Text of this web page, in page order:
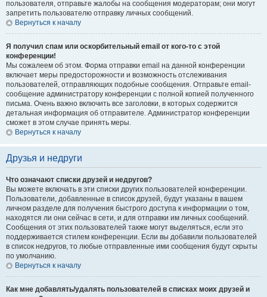
пользователя, отправьте жалобы на сообщения модераторам; они могут
запретить пользователю отправку личных сообщений.
Вернуться к началу
Я получил спам или оскорбительный email от кого-то с этой
конференции!
Мы сожалеем об этом. Форма отправки email на данной конференции
включает меры предосторожности и возможность отслеживания
пользователей, отправляющих подобные сообщения. Отправьте email-
сообщение администратору конференции с полной копией полученного
письма. Очень важно включить все заголовки, в которых содержится
детальная информация об отправителе. Администратор конференции
сможет в этом случае принять меры.
Вернуться к началу
Друзья и недруги
Что означают списки друзей и недругов?
Вы можете включать в эти списки других пользователей конференции.
Пользователи, добавленные в список друзей, будут указаны в вашем
личном разделе для получения быстрого доступа к информации о том,
находятся ли они сейчас в сети, и для отправки им личных сообщений.
Сообщения от этих пользователей также могут выделяться, если это
поддерживается стилем конференции. Если вы добавили пользователей
в список недругов, то любые отправленные ими сообщения будут скрыты
по умолчанию.
Вернуться к началу
Как мне добавлять/удалять пользователей в списках моих друзей и